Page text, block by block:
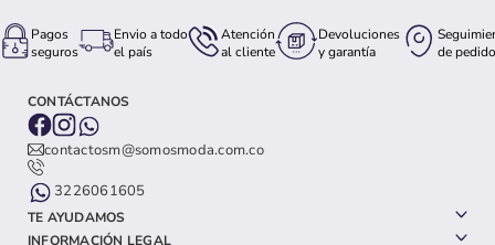
Pagos
seguros
Envio a todo
el país
Atención
al cliente
Devoluciones
y garantía
de pedido
CONTÁCTANOS
contactosm@somosmoda.com.co
3226061605
TE AYUDAMOS
INFORMACIÓN LEGAL